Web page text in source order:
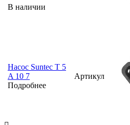
В наличии
Насос Suntec T 5
A 10 7
Подробнее
Артикул